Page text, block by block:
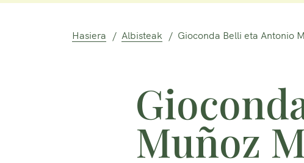
Hasiera Albisteak Gioconda Belli eta Antonio
Muñoz